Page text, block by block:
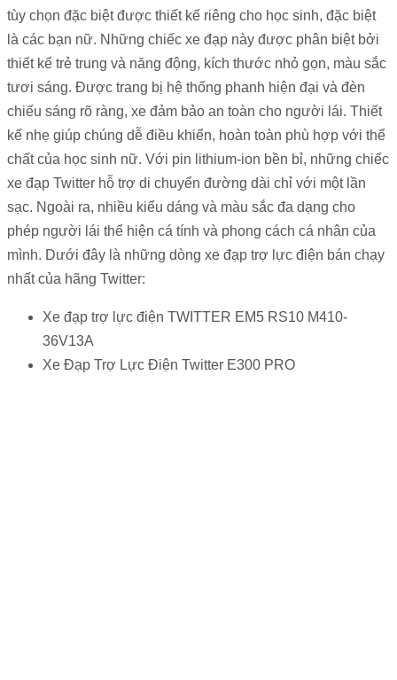
tùy chọn đặc biệt được thiết kế riêng cho học sinh, đặc biệt
là các bạn nữ. Những chiếc xe đạp này được phân biệt bởi
thiết kế trẻ trung và năng động, kích thước nhỏ gọn, màu sắc
tươi sáng. Được trang bị hệ thống phanh hiện đại và đèn
chiếu sáng rõ ràng, xe đảm bảo an toàn cho người lái. Thiết
kế nhẹ giúp chúng dễ điều khiển, hoàn toàn phù hợp với thể
chất của học sinh nữ. Với pin lithium-ion bền bỉ, những chiếc
xe đạp Twitter hỗ trợ di chuyển đường dài chỉ với một lần
sạc. Ngoài ra, nhiều kiểu dáng và màu sắc đa dạng cho
phép người lái thể hiện cá tính và phong cách cá nhân của
mình. Dưới đây là những dòng xe đạp trợ lực điện bán chạy
nhất của hãng Twitter:
Xe đạp trợ lực điện TWITTER EM5 RS10 M410-
36V13A
Xe Đạp Trợ Lực Điện Twitter E300 PRO